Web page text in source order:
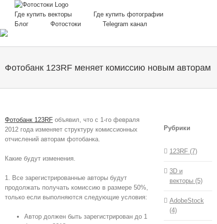
content
Где купить векторы
Где купить фотографии
Блог
Фотостоки Telegram канал
Фотобанк 123RF меняет комиссию новым авторам
Фотобанк 123RF объявил, что с 1-го февраля
2012 года изменяет структуру комиссионных
отчислений авторам фотобанка.
Какие будут изменения.
1. Все зарегистрированные авторы будут
продолжать получать комиссию в размере 50%,
только если выполняются следующие условия:
Автор должен быть зарегистрирован до 1
Рубрики
123RF (7)
3D и
векторы (5)
AdobeStock
(4)